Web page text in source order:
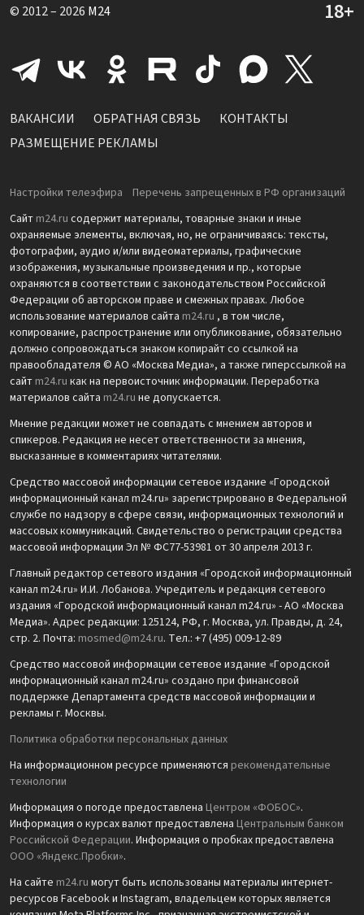
© 2012 – 2026 M24
ВАКАНСИИ ОБРАТНАЯ СВЯЗЬ
КОНТАКТЫ
РАЗМЕЩЕНИЕ РЕКЛАМЫ
Настройки телеэфира
Перечень запрещенных в РФ организаций
Сайт m24.ru содержит материалы, товарные знаки и иные
охраняемые элементы, включая, но, не ограничиваясь: тексты,
фотографии, аудио и/или видеоматериалы, графические
изображения, музыкальные произведения и пр., которые
охраняются в соответствии с законодательством Российской
Федерации об авторском праве и смежных правах. Любое
использование материалов сайта m24.ru , в том числе,
копирование, распространение или опубликование, обязательно
должно сопровождаться знаком копирайт со ссылкой на
правообладателя © АО «Москва Медиа», а также гиперссылкой на
сайт m24.ru как на первоисточник информации. Переработка
материалов сайта m24.ru не допускается.
Мнение редакции может не совпадать с мнением авторов и
спикеров. Редакция не несет ответственности за мнения,
высказанные в комментариях читателями.
Средство массовой информации сетевое издание «Городской
информационный канал m24.ru» зарегистрировано в Федеральной
службе по надзору в сфере связи, информационных технологий и
массовых коммуникаций. Свидетельство о регистрации средства
массовой информации Эл № ФС77-53981 от 30 апреля 2013 г.
Главный редактор сетевого издания «Городской информационный
канал m24.ru» И.И. Лобанова. Учредитель и редакция сетевого
издания «Городской информационный канал m24.ru» - АО «Москва
Медиа». Адрес редакции: 125124, РФ, г. Москва, ул. Правды, д. 24,
стр. 2. Почта: mosmed@m24.ru. Тел.: +7 (495) 009-12-89
Средство массовой информации сетевое издание «Городской
информационный канал m24.ru» создано при финансовой
поддержке Департамента средств массовой информации и
рекламы г. Москвы.
Политика обработки персональных данных
На информационном ресурсе применяются рекомендательные
технологии
Информация о погоде предоставлена Центром «ФОБОС».
Информация о курсах валют предоставлена Центральным банком
Российской Федерации. Информация о пробках предоставлена
ООО «Яндекс.Пробки».
На сайте m24.ru могут быть использованы материалы интернет-
ресурсов Facebook и Instagram, владельцем которых является